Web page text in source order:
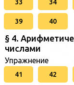
33 34
39 40
§ 4.
числами
Упражнение
41 42